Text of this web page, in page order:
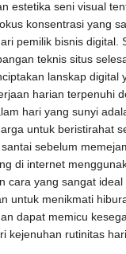
estetika seni visual
konsentrasi yang
pemilik bisnis digital.
teknis situs
lanskap digital
harian terpenuhi
hari yang sunyi
untuk beristirahat
sebelum
di internet
cara yang sangat ideal
untuk menikmati
dapat memicu
kejenuhan rutinitas